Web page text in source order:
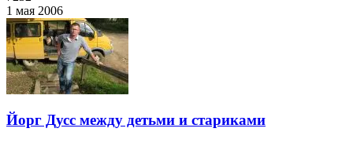
1 мая 2006
Йорг Дусс между детьми и стариками